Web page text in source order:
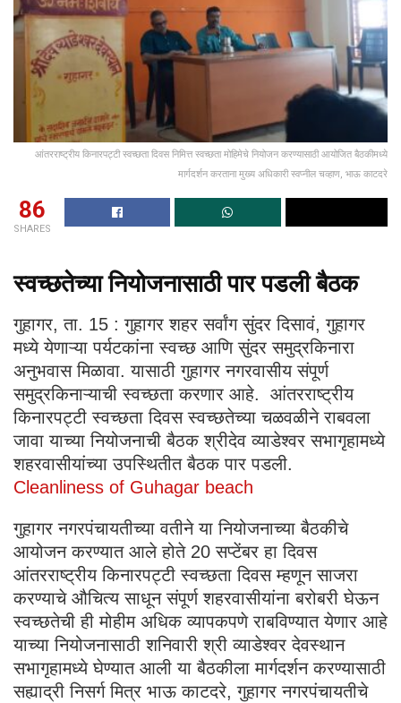
आंतरराष्ट्रीय किनारपट्टी स्वच्छता दिवस निमित्त स्वच्छता मोहिमेचे नियोजन करण्यासाठी आयोजित बैठकीमध्ये
मार्गदर्शन करताना मुख्य अधिकारी स्वप्नील चव्हाण, भाऊ काटदरे
86
SHARES
स्वच्छतेच्या नियोजनासाठी पार पडली बैठक
गुहागर, ता. 15 : गुहागर शहर सर्वांग सुंदर दिसावं, गुहागर
मध्ये येणाऱ्या पर्यटकांना स्वच्छ आणि सुंदर समुद्रकिनारा
अनुभवास मिळावा. यासाठी गुहागर नगरवासीय संपूर्ण
समुद्रकिनाऱ्याची स्वच्छता करणार आहे. आंतरराष्ट्रीय
किनारपट्टी स्वच्छता दिवस स्वच्छतेच्या चळवळीने राबवला
जावा याच्या नियोजनाची बैठक श्रीदेव व्याडेश्वर सभागृहामध्ये
शहरवासीयांच्या उपस्थितीत बैठक पार पडली.
Cleanliness of Guhagar beach
गुहागर नगरपंचायतीच्या वतीने या नियोजनाच्या बैठकीचे
आयोजन करण्यात आले होते 20 सप्टेंबर हा दिवस
आंतरराष्ट्रीय किनारपट्टी स्वच्छता दिवस म्हणून साजरा
करण्याचे औचित्य साधून संपूर्ण शहरवासीयांना बरोबरी घेऊन
स्वच्छतेची ही मोहीम अधिक व्यापकपणे राबविण्यात येणार आहे
याच्या नियोजनासाठी शनिवारी श्री व्याडेश्वर देवस्थान
सभागृहामध्ये घेण्यात आली या बैठकीला मार्गदर्शन करण्यासाठी
सह्याद्री निसर्ग मित्र भाऊ काटदरे, गुहागर नगरपंचायतीचे